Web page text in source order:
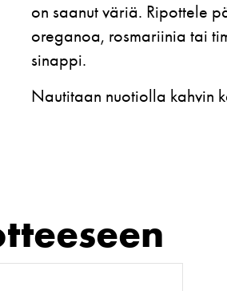
on saanut väriä. Ripottele
oreganoa, rosmariinia tai
sinappi.
Nautitaan nuotiolla kahvin